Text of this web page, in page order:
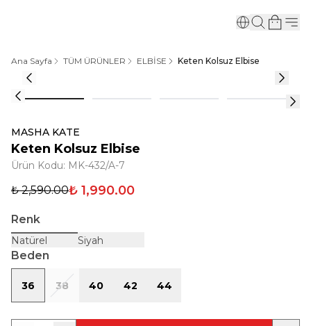
Ana Sayfa TÜM ÜRÜNLER ELBİSE Keten Kolsuz Elbise
MASHA KATE
Keten Kolsuz Elbise
Ürün Kodu: MK-432/A-7
₺ 2,590.00₺ 1,990.00
Renk
Natürel Siyah
Beden
36 38 40 42 44